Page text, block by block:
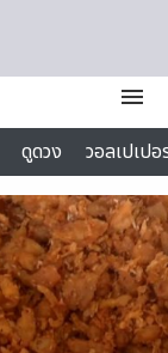
menu
ดูดวง
วอลเปเป